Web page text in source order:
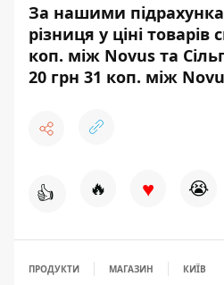
За нашими
різниця у ціні товарів
коп. між Novus та
20 грн 31 коп. між
👍 🔥 ♥ 😭
ПРОДУКТИ МАГАЗИН КИЇВ